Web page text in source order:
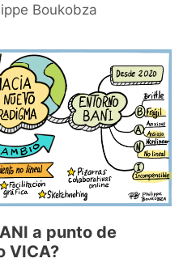
Boukobza
a punto de
VICA?